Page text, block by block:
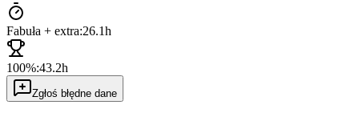
Fabuła + extra:26.1h
100%:43.2h
Zgłoś błędne dane